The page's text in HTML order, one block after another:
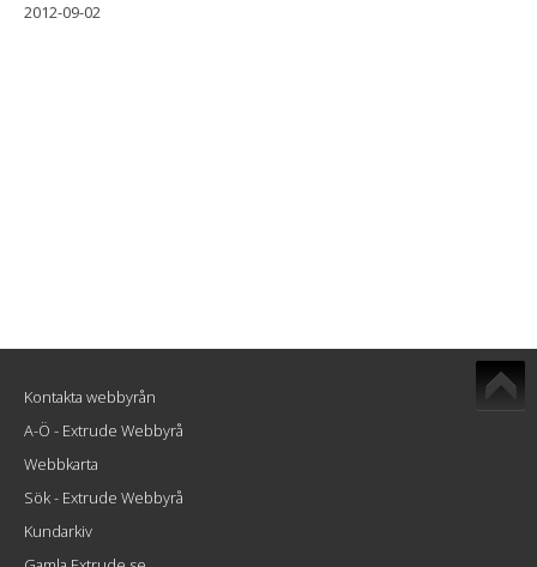
2012-09-02
Kontakta webbyrån
A-Ö - Extrude Webbyrå
Webbkarta
Sök - Extrude Webbyrå
Kundarkiv